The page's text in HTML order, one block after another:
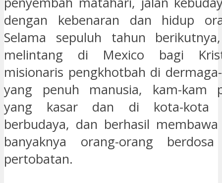
dengan kebenaran dan hidup
Selama sepuluh tahun
melintang di Mexico bagi
misionaris pengkhotbah di
yang penuh manusia, kam-kam
yang kasar dan di kota-kota
berbudaya, dan berhasil
banyaknya orang-orang
pertobatan.